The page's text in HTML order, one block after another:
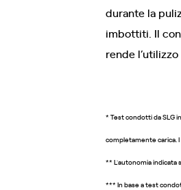
durante la
imbottiti. Il
rende
* Test condotti da SLG
completamente carica.
** L’autonomia
*** In base a test